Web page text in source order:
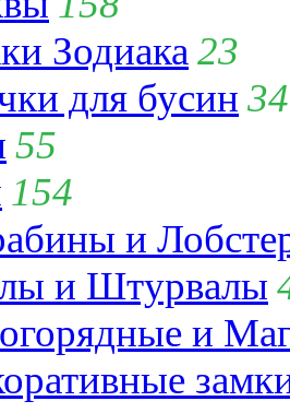
Зодиака 23
для бусин 34
55
154
и
и Штурвалы
и